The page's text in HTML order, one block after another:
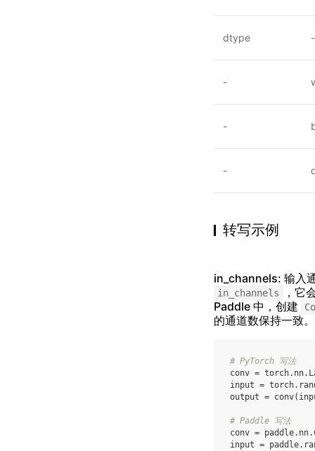
dtype -
-
-
-
转写示例
in_channels: 输入
in_channels
，它
Paddle 中，创建
的通道数保持一致。
# PyTorch 写法
conv = torch. nn.
input = torch.
output = conv(
# Paddle 写法
conv = paddle. nn.
input = paddle.